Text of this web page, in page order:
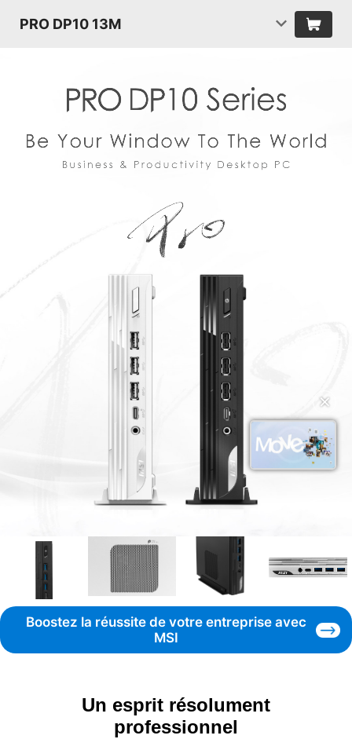
PRO DP10 13M
✕
Boostez la réussite de votre entreprise avec
MSI
Un esprit résolument
professionnel